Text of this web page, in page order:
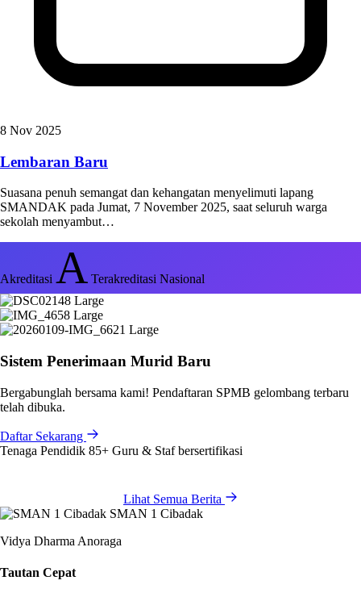
8 Nov 2025
Lembaran Baru
Suasana penuh semangat dan kehangatan menyelimuti lapang
SMANDAK pada Jumat, 7 November 2025, saat seluruh warga
sekolah menyambut…
Akreditasi A Terakreditasi Nasional
Sistem Penerimaan Murid Baru
Bergabunglah bersama kami! Pendaftaran SPMB gelombang terbaru
telah dibuka.
Daftar Sekarang
Tenaga Pendidik 85+ Guru & Staf bersertifikasi
Lihat Semua Berita
SMAN 1 Cibadak
Vidya Dharma Anoraga
Tautan Cepat